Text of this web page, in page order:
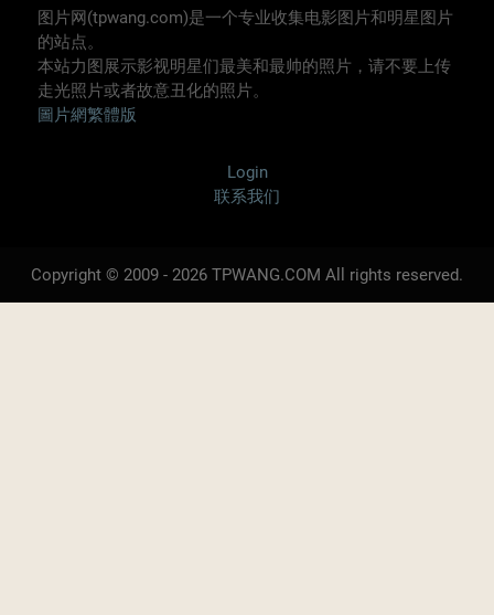
图片网(tpwang.com)是一个专业收集电影图片和明星图片
的站点。
本站力图展示影视明星们最美和最帅的照片，请不要上传
走光照片或者故意丑化的照片。
圖片網繁體版
Login
联系我们
Copyright © 2009 - 2026 TPWANG.COM All rights reserved.